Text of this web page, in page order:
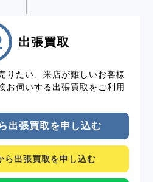
出張買取
りたい、来店が難しいお客様
お伺いする出張買取をご利用
出張買取を申し込む
ら出張買取を申し込む